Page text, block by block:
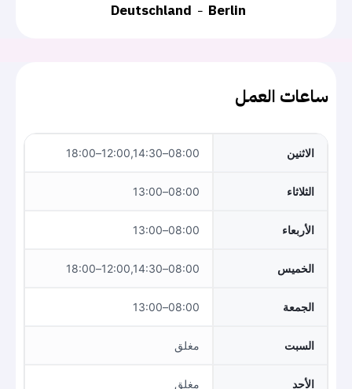
Deutschland
Berlin
ساعات العمل
الاثنين 08:00–12:00,14:30–18:00
الثلاثاء 08:00–13:00
الأربعاء 08:00–13:00
الخميس 08:00–12:00,14:30–18:00
الجمعة 08:00–13:00
السبت مغلق
الأحد مغلق